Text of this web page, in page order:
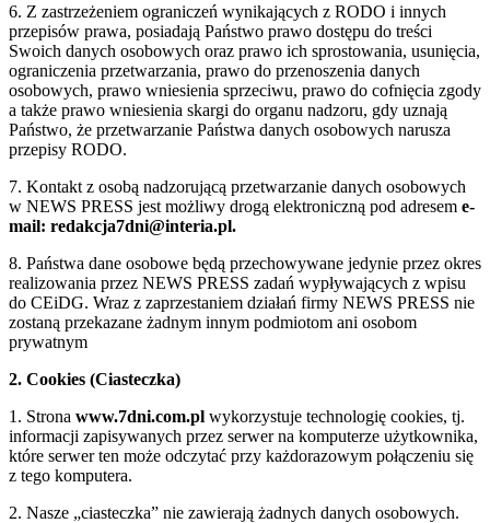
6. Z zastrzeżeniem ograniczeń wynikających z RODO i innych
przepisów prawa, posiadają Państwo prawo dostępu do treści
Swoich danych osobowych oraz prawo ich sprostowania, usunięcia,
ograniczenia przetwarzania, prawo do przenoszenia danych
osobowych, prawo wniesienia sprzeciwu, prawo do cofnięcia zgody
a także prawo wniesienia skargi do organu nadzoru, gdy uznają
Państwo, że przetwarzanie Państwa danych osobowych narusza
przepisy RODO.
7. Kontakt z osobą nadzorującą przetwarzanie danych osobowych
w NEWS PRESS jest możliwy drogą elektroniczną pod adresem e-
mail: redakcja7dni@interia.pl.
8. Państwa dane osobowe będą przechowywane jedynie przez okres
realizowania przez NEWS PRESS zadań wypływających z wpisu
do CEiDG. Wraz z zaprzestaniem działań firmy NEWS PRESS nie
zostaną przekazane żadnym innym podmiotom ani osobom
prywatnym
2. Cookies (Ciasteczka)
1. Strona www.7dni.com.pl wykorzystuje technologię cookies, tj.
informacji zapisywanych przez serwer na komputerze użytkownika,
które serwer ten może odczytać przy każdorazowym połączeniu się
z tego komputera.
2. Nasze „ciasteczka” nie zawierają żadnych danych osobowych.